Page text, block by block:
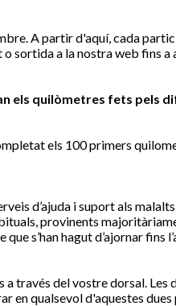
A partir d'aquí, cada
sortida a la nostra web fins
els quilòmetres fets pels
els 100 primers
d’ajuda i suport als malalts
provinents
s’han hagut d’ajornar fins
través del vostre dorsal. Les
en qualsevol d'aquestes